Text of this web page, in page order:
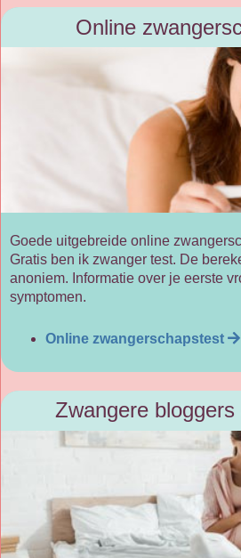
Online
Goede uitgebreide online
Gratis ben ik zwanger test. De
anoniem. Informatie over je eerste
symptomen.
Online zwangerschapstest
Zwangere bloggers